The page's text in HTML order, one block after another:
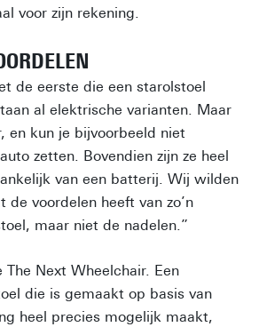
voor zijn rekening.
de eerste die een starolstoel
al elektrische varianten. Maar
en kun je bijvoorbeeld niet
zetten. Bovendien zijn ze heel
van een batterij. Wij wilden
de voordelen heeft van zo’n
maar niet de nadelen.”
The Next Wheelchair. Een
die is gemaakt op basis van
heel precies mogelijk maakt,